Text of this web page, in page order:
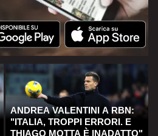
ANDREA VALENTINI A RBN:
"ITALIA, TROPPI ERRORI. E
THIAGO MOTTA È INADATTO"